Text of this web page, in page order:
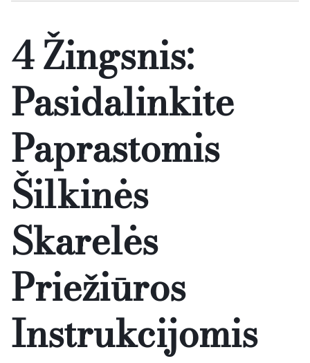
4 Žingsnis:
Pasidalinkite
Paprastomis
Šilkinės
Skarelės
Priežiūros
Instrukcijomis